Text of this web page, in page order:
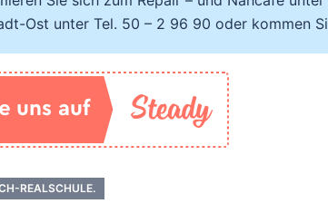
Ost unter Tel. 50 – 2 96 90 oder kommen
REALSCHULE.